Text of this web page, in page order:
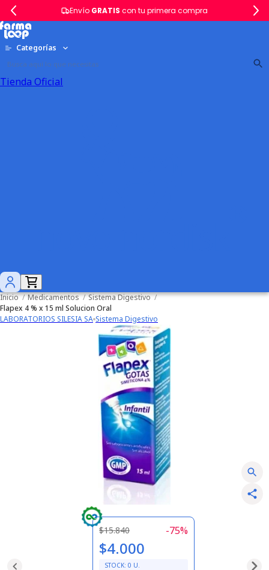
Envío GRATIS con tu primera compra
Categorías
Tienda Oficial
Inicio / Medicamentos / Sistema Digestivo /
Flapex 4 % x 15 ml Solucion Oral
LABORATORIOS SILESIA SA Sistema Digestivo
$15.840 -75%
$4.000
STOCK: 0 U.